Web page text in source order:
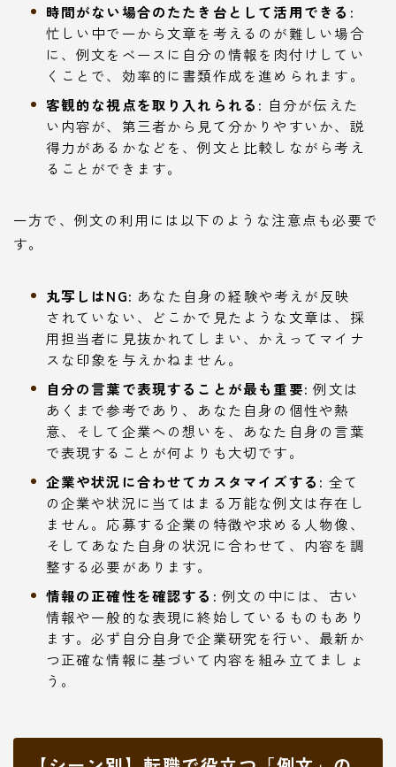
時間がない場合のたたき台として活用できる:
忙しい中で一から文章を考えるのが難しい場合
に、例文をベースに自分の情報を肉付けしてい
くことで、効率的に書類作成を進められます。
客観的な視点を取り入れられる: 自分が伝えた
い内容が、第三者から見て分かりやすいか、説
得力があるかなどを、例文と比較しながら考え
ることができます。
一方で、例文の利用には以下のような注意点も必要で
す。
丸写しはNG: あなた自身の経験や考えが反映
されていない、どこかで見たような文章は、採
用担当者に見抜かれてしまい、かえってマイナ
スな印象を与えかねません。
自分の言葉で表現することが最も重要: 例文は
あくまで参考であり、あなた自身の個性や熱
意、そして企業への想いを、あなた自身の言葉
で表現することが何よりも大切です。
企業や状況に合わせてカスタマイズする: 全て
の企業や状況に当てはまる万能な例文は存在し
ません。応募する企業の特徴や求める人物像、
そしてあなた自身の状況に合わせて、内容を調
整する必要があります。
情報の正確性を確認する: 例文の中には、古い
情報や一般的な表現に終始しているものもあり
ます。必ず自分自身で企業研究を行い、最新か
つ正確な情報に基づいて内容を組み立てましょ
う。